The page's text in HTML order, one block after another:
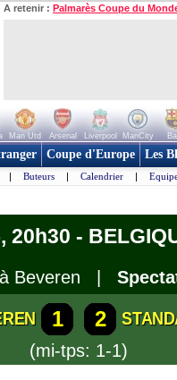
A retenir : Palmarès Coupe du
Man Utd Arsenal Liverpool ManCity
Coupe d'Europe Les
| Buteurs | Calendrier |
20h30 -
à Beveren |
1 2
(mi-tps: 1-1)